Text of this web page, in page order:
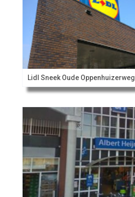
Lidl Sneek Oude Oppenhuizerweg